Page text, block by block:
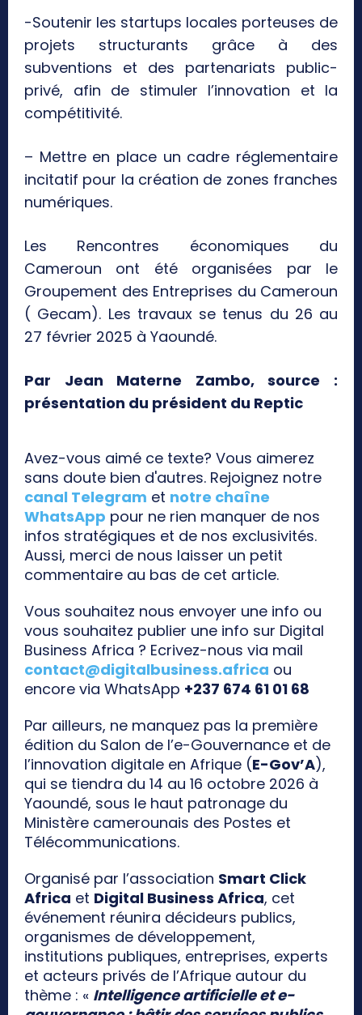
-Soutenir les startups locales porteuses de
projets structurants grâce à des
subventions et des partenariats public-
privé, afin de stimuler l’innovation et la
compétitivité.
– Mettre en place un cadre réglementaire
incitatif pour la création de zones franches
numériques.
Les Rencontres économiques du
Cameroun ont été organisées par le
Groupement des Entreprises du Cameroun
( Gecam). Les travaux se tenus du 26 au
27 février 2025 à Yaoundé.
Par Jean Materne Zambo, source :
présentation du président du Reptic
Avez-vous aimé ce texte? Vous aimerez
sans doute bien d'autres. Rejoignez notre
canal Telegram et notre chaîne
WhatsApp pour ne rien manquer de nos
infos stratégiques et de nos exclusivités.
Aussi, merci de nous laisser un petit
commentaire au bas de cet article.
Vous souhaitez nous envoyer une info ou
vous souhaitez publier une info sur Digital
Business Africa ? Ecrivez-nous via mail
contact@digitalbusiness.africa ou
encore via WhatsApp +237 674 61 01 68
Par ailleurs, ne manquez pas la première
édition du Salon de l’e-Gouvernance et de
l’innovation digitale en Afrique (E-Gov’A),
qui se tiendra du 14 au 16 octobre 2026 à
Yaoundé, sous le haut patronage du
Ministère camerounais des Postes et
Télécommunications.
Organisé par l’association Smart Click
Africa et Digital Business Africa, cet
événement réunira décideurs publics,
organismes de développement,
institutions publiques, entreprises, experts
et acteurs privés de l’Afrique autour du
thème : « Intelligence artificielle et e-